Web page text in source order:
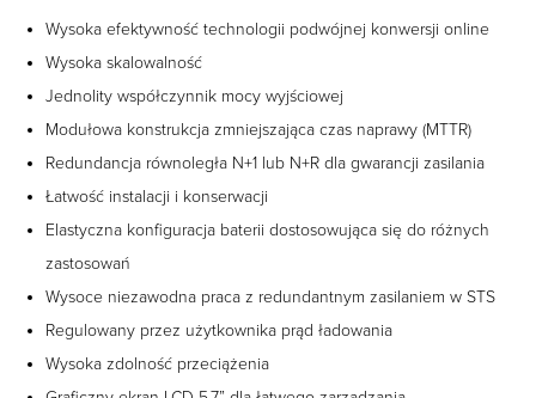
Wysoka efektywność technologii podwójnej konwersji online
Wysoka skalowalność
Jednolity współczynnik mocy wyjściowej
Modułowa konstrukcja zmniejszająca czas naprawy (MTTR)
Redundancja równoległa N+1 lub N+R dla gwarancji zasilania
Łatwość instalacji i konserwacji
Elastyczna konfiguracja baterii dostosowująca się do różnych
zastosowań
Wysoce niezawodna praca z redundantnym zasilaniem w STS
Regulowany przez użytkownika prąd ładowania
Wysoka zdolność przeciążenia